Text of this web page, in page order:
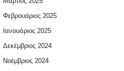
Φεβρουάριος 2025
Ιανουάριος 2025
Δεκέμβριος 2024
Νοέμβριος 2024